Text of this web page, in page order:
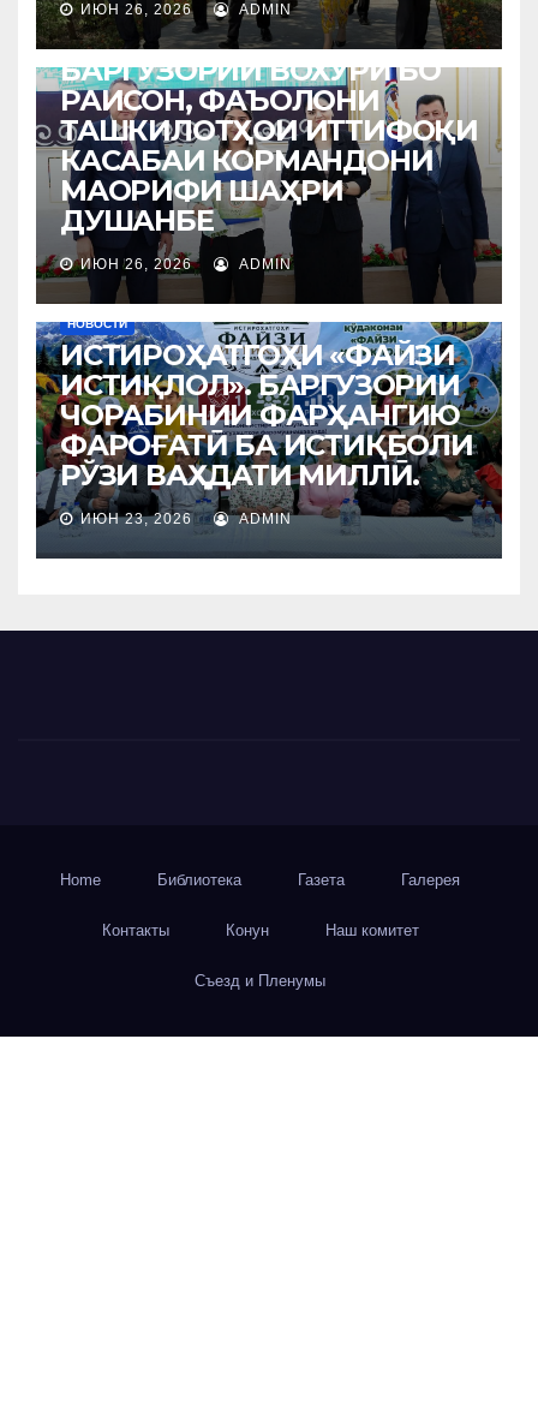
ИЮН 26, 2026 ADMIN
НОВОСТИ
БАРГУЗОРИИ ВОХЎРӢ БО
РАИСОН, ФАЪОЛОНИ
ТАШКИЛОТҲОИ ИТТИФОҚИ
КАСАБАИ КОРМАНДОНИ
МАОРИФИ ШАҲРИ
ДУШАНБЕ
ИЮН 26, 2026 ADMIN
НОВОСТИ
ИСТИРОҲАТГОҲИ «ФАЙЗИ
ИСТИҚЛОЛ». БАРГУЗОРИИ
ЧОРАБИНИИ ФАРҲАНГИЮ
ФАРОҒАТӢ БА ИСТИҚБОЛИ
РЎЗИ ВАҲДАТИ МИЛЛӢ.
ИЮН 23, 2026 ADMIN
Home Библиотека Газета Галерея
Контакты Конун Наш комитет
Съезд и Пленумы